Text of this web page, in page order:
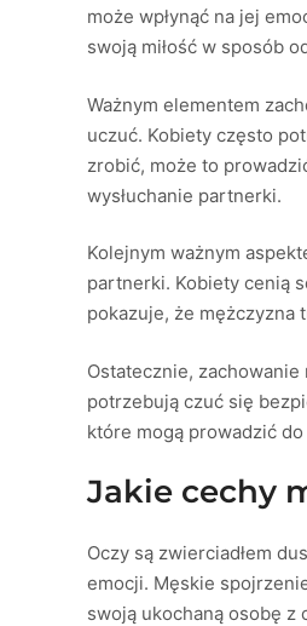
może wpłynąć na jej
swoją miłość w sposób
Ważnym elementem
uczuć. Kobiety często
zrobić, może to
wysłuchanie partnerki.
Kolejnym ważnym
partnerki. Kobiety cenią
pokazuje, że mężczyzna
Ostatecznie,
potrzebują czuć się
które mogą prowadzić
Jakie cechy
Oczy są zwierciadłem
emocji. Męskie
swoją ukochaną osobę z